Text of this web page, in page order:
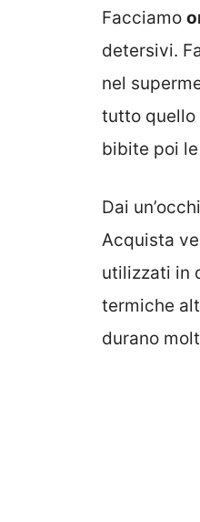
Facciamo
detersivi.
nel
tutto quello
bibite poi
Dai
Acquista
utilizzati in
termiche
durano